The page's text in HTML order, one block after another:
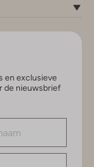
en exclusieve
de nieuwsbrief